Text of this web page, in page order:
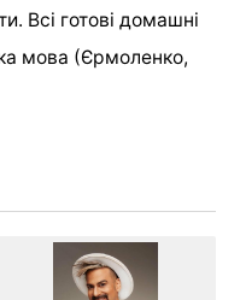
Всі готові домашні
мова (Єрмоленко,